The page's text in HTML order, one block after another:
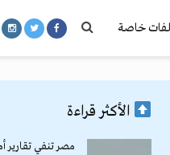
خاصة
الأكثر قراءة
مصر تنفي تقارير